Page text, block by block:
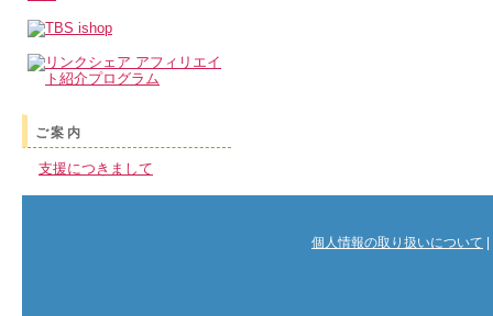
ご案内
支援につきまして
個人情報の取り扱いについて